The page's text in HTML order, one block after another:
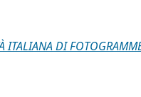
ITALIANA DI